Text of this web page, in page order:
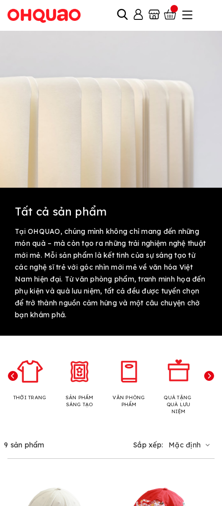
Tất cả sản phẩm
Tại OHQUAO, chúng mình không chỉ mang đến những
món quà – mà còn tạo ra những trải nghiệm nghệ thuật
mới mẻ. Mỗi sản phẩm là kết tinh của sự sáng tạo từ
các nghệ sĩ trẻ với góc nhìn mới mẻ về văn hóa Việt
Nam hiện đại. Từ văn phòng phẩm, tranh minh họa đến
phụ kiện và quà lưu niệm, tất cả đều được tuyển chọn
để trở thành nguồn cảm hứng và một câu chuyện chờ
bạn khám phá.
THỜI TRANG
SẢN PHẨM
SÁNG TẠO
VĂN PHÒNG
PHẨM
QUÀ TẶNG
QUÀ LƯU
NIỆM
9 sản phẩm Sắp xếp: Mặc định